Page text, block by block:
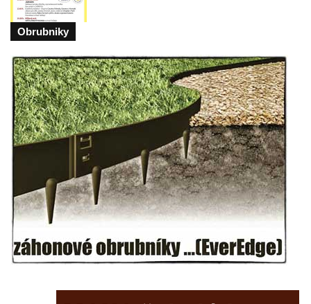
Tovární budova čp. 478 v Mikulášovicích –
Franz Frenzel, továrna na nože
Tovární budova jižně od dolního nádraží v
Mikulášovicích – Josef Kunert & synové,
kovové a kancelářské zboží
Schodiště ke kostelu Nanebevzetí Panny
Marie ve Vilémově
Lázeňský dům čp. 82 v Lázních Libverda
Obří sud v Lázních Libverda
Lázeňský dům Jizera čp. 116 v Lázních
Libverda
113 v Lázních Libverda
Frýdlantu
Obrubniky